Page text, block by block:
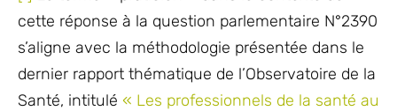
cette réponse à la question parlementaire N°2390
s’aligne avec la méthodologie présentée dans le
dernier rapport thématique de l’Observatoire de la
Santé, intitulé « Les professionnels de la santé au